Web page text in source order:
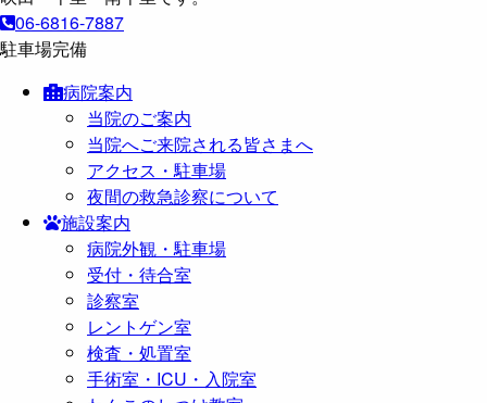
06-6816-7887
駐車場完備
病院案内
当院のご案内
当院へご来院される皆さまへ
アクセス・駐車場
夜間の救急診察について
施設案内
病院外観・駐車場
受付・待合室
診察室
レントゲン室
検査・処置室
手術室・ICU・入院室